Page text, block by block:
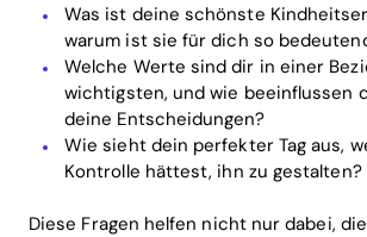
Was ist deine schönste
warum ist sie für dich so
Welche Werte sind dir in einer
wichtigsten, und wie beeinflussen
deine Entscheidungen?
Wie sieht dein perfekter Tag aus,
Kontrolle hättest, ihn zu gestalten?
Diese Fragen helfen nicht nur dabei,